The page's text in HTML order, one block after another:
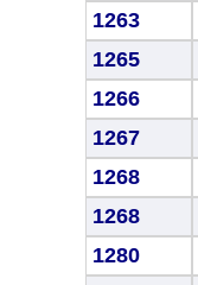
1263
1265
1266
1267
1268
1268
1280